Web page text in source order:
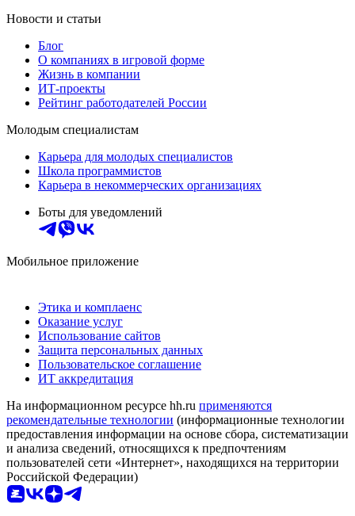
Новости и статьи
Блог
О компаниях в игровой форме
Жизнь в компании
ИТ-проекты
Рейтинг работодателей России
Молодым специалистам
Карьера для молодых специалистов
Школа программистов
Карьера в некоммерческих организациях
Боты для уведомлений
Мобильное приложение
Этика и комплаенс
Оказание услуг
Использование сайтов
Защита персональных данных
Пользовательское соглашение
ИТ аккредитация
На информационном ресурсе hh.ru применяются
рекомендательные технологии (информационные технологии
предоставления информации на основе сбора, систематизации
и анализа сведений, относящихся к предпочтениям
пользователей сети «Интернет», находящихся на территории
Российской Федерации)